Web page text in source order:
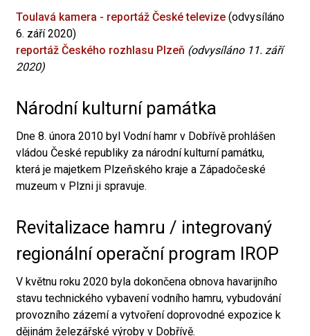
Toulavá kamera - reportáž České televize (odvysíláno
6. září 2020)
reportáž Českého rozhlasu Plzeň (odvysíláno 11. září
2020)
Národní kulturní památka
Dne 8. února 2010 byl Vodní hamr v Dobřívě prohlášen
vládou České republiky za národní kulturní památku,
která je majetkem Plzeňského kraje a Západočeské
muzeum v Plzni ji spravuje.
Revitalizace hamru / integrovaný
regionální operační program IROP
V květnu roku 2020 byla dokončena obnova havarijního
stavu technického vybavení vodního hamru, vybudování
provozního zázemí a vytvoření doprovodné expozice k
dějinám železářské výroby v Dobřívě.